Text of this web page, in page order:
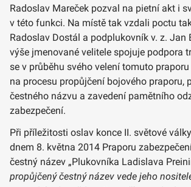
Radoslav Mareček pozval na pietní akt i
v této funkci. Na místě tak vzdali poctu
Radoslav Dostál a podplukovník v. z. Jan
výše jmenované velitele spojuje podpora
se v průběhu svého velení tomuto
na procesu propůjčení bojového praporu,
čestného názvu a zavedení pamětního
zabezpečení.
Při příležitosti oslav konce II. světové
dnem 8. května 2014 Praporu
čestný název „Plukovníka Ladislava
propůjčený čestný název vede jeho